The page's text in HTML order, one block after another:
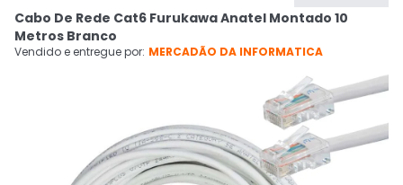
Cupons
CADASTRE-SE
Cabo De Rede Cat6 Furukawa Anatel Montado 10
Metros Branco
Vendido e entregue por: MERCADÃO DA INFORMATICA